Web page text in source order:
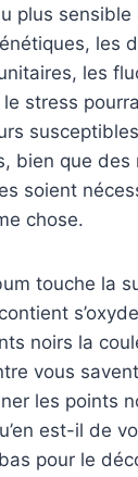
plus sensible
les
les
stress
bien que des
soient
chose.
touche la
noirs la
vous
les points
est-il de
pour le